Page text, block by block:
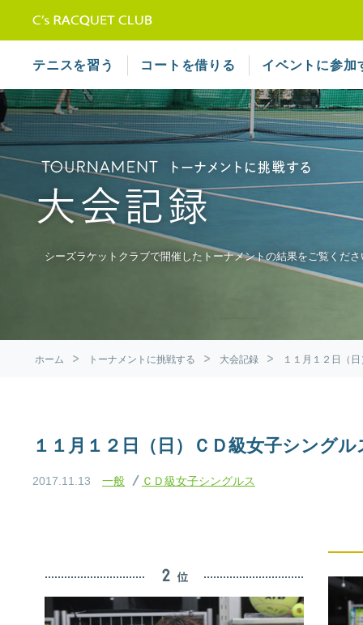
テニスを習う コートを借りる イベントに参加
シーズラケットクラブで開催したトーナメントの結果をご覧くださ
ホーム トーナメントに挑戦する 大会記録 １１月１２日（
１１月１２日（日）ＣＤ級女子シングル
2017.11.13 一般 ＣＤ級女子シングルス